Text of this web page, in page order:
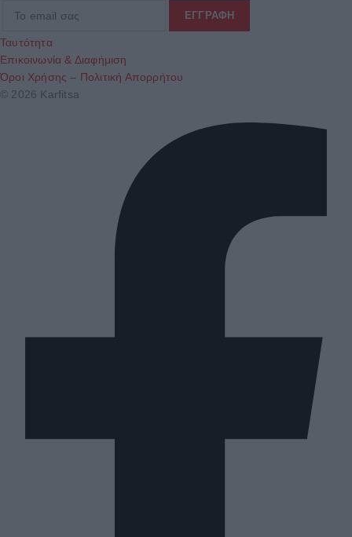
Ταυτότητα
Επικοινωνία & Διαφήμιση
Όροι Χρήσης – Πολιτική Απορρήτου
© 2026 Karfitsa